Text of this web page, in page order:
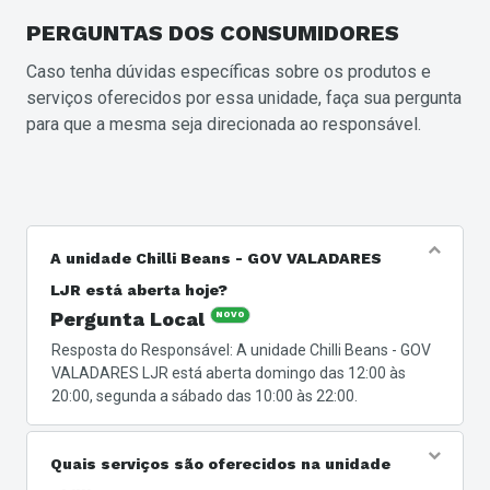
PERGUNTAS DOS CONSUMIDORES
Caso tenha dúvidas específicas sobre os produtos e
serviços oferecidos por essa unidade, faça sua pergunta
para que a mesma seja direcionada ao responsável.
A unidade Chilli Beans - GOV VALADARES
LJR está aberta hoje?
Pergunta Local NOVO
Resposta do Responsável: A unidade Chilli Beans - GOV
VALADARES LJR está aberta domingo das 12:00 às
20:00, segunda a sábado das 10:00 às 22:00.
Quais serviços são oferecidos na unidade